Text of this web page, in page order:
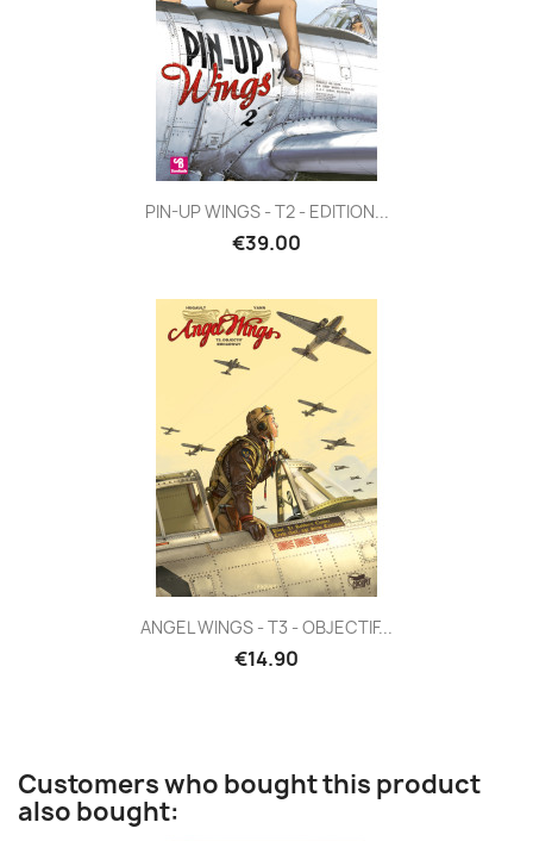
PIN-UP WINGS - T2 - EDITION...
€39.00
ANGEL WINGS - T3 - OBJECTIF...
€14.90
Customers who bought this product
also bought: